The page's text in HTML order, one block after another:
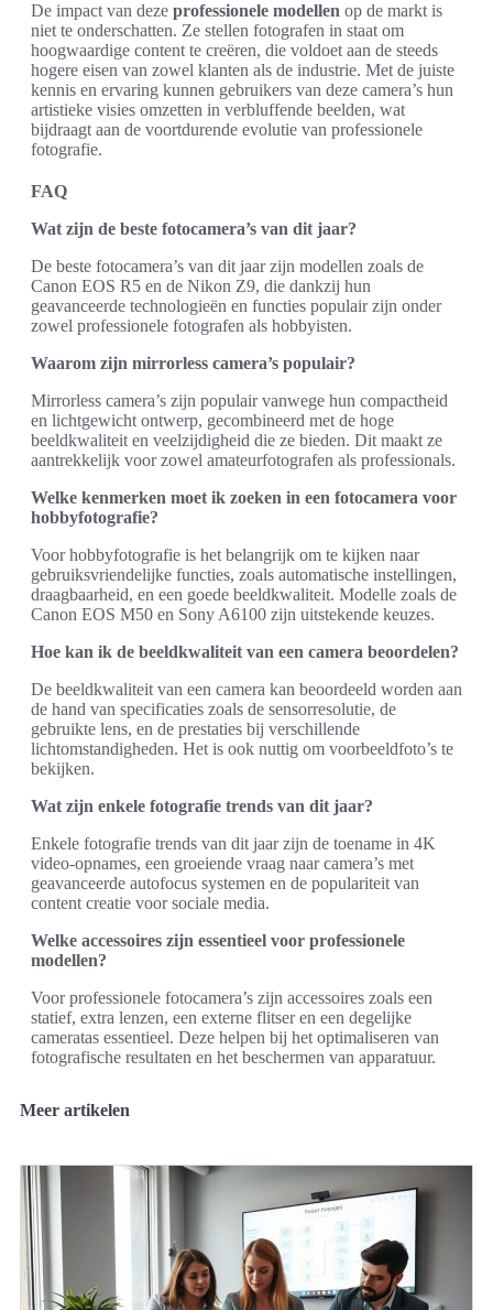
De impact van deze professionele modellen op de markt is
niet te onderschatten. Ze stellen fotografen in staat om
hoogwaardige content te creëren, die voldoet aan de steeds
hogere eisen van zowel klanten als de industrie. Met de juiste
kennis en ervaring kunnen gebruikers van deze camera’s hun
artistieke visies omzetten in verbluffende beelden, wat
bijdraagt aan de voortdurende evolutie van professionele
fotografie.
FAQ
Wat zijn de beste fotocamera’s van dit jaar?
De beste fotocamera’s van dit jaar zijn modellen zoals de
Canon EOS R5 en de Nikon Z9, die dankzij hun
geavanceerde technologieën en functies populair zijn onder
zowel professionele fotografen als hobbyisten.
Waarom zijn mirrorless camera’s populair?
Mirrorless camera’s zijn populair vanwege hun compactheid
en lichtgewicht ontwerp, gecombineerd met de hoge
beeldkwaliteit en veelzijdigheid die ze bieden. Dit maakt ze
aantrekkelijk voor zowel amateurfotografen als professionals.
Welke kenmerken moet ik zoeken in een fotocamera voor
hobbyfotografie?
Voor hobbyfotografie is het belangrijk om te kijken naar
gebruiksvriendelijke functies, zoals automatische instellingen,
draagbaarheid, en een goede beeldkwaliteit. Modelle zoals de
Canon EOS M50 en Sony A6100 zijn uitstekende keuzes.
Hoe kan ik de beeldkwaliteit van een camera beoordelen?
De beeldkwaliteit van een camera kan beoordeeld worden aan
de hand van specificaties zoals de sensorresolutie, de
gebruikte lens, en de prestaties bij verschillende
lichtomstandigheden. Het is ook nuttig om voorbeeldfoto’s te
bekijken.
Wat zijn enkele fotografie trends van dit jaar?
Enkele fotografie trends van dit jaar zijn de toename in 4K
video-opnames, een groeiende vraag naar camera’s met
geavanceerde autofocus systemen en de populariteit van
content creatie voor sociale media.
Welke accessoires zijn essentieel voor professionele
modellen?
Voor professionele fotocamera’s zijn accessoires zoals een
statief, extra lenzen, een externe flitser en een degelijke
cameratas essentieel. Deze helpen bij het optimaliseren van
fotografische resultaten en het beschermen van apparatuur.
Meer artikelen